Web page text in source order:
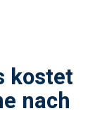
kostet
nach